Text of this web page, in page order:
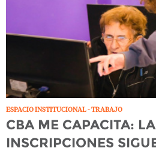
ESPACIO INSTITUCIONAL - TRABAJO
CBA ME CAPACITA:
INSCRIPCIONES